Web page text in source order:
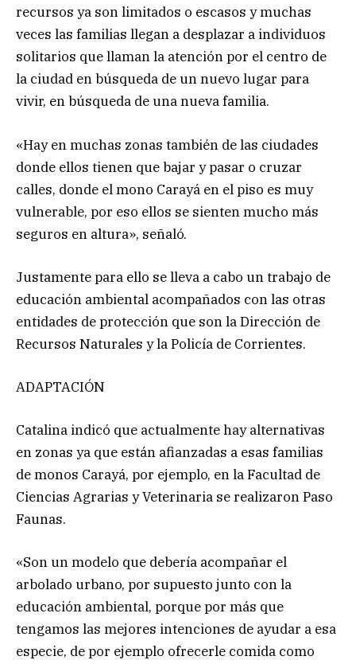
recursos ya son limitados o escasos y muchas
veces las familias llegan a desplazar a individuos
solitarios que llaman la atención por el centro de
la ciudad en búsqueda de un nuevo lugar para
vivir, en búsqueda de una nueva familia.
«Hay en muchas zonas también de las ciudades
donde ellos tienen que bajar y pasar o cruzar
calles, donde el mono Carayá en el piso es muy
vulnerable, por eso ellos se sienten mucho más
seguros en altura», señaló.
Justamente para ello se lleva a cabo un trabajo de
educación ambiental acompañados con las otras
entidades de protección que son la Dirección de
Recursos Naturales y la Policía de Corrientes.
ADAPTACIÓN
Catalina indicó que actualmente hay alternativas
en zonas ya que están afianzadas a esas familias
de monos Carayá, por ejemplo, en la Facultad de
Ciencias Agrarias y Veterinaria se realizaron Paso
Faunas.
«Son un modelo que debería acompañar el
arbolado urbano, por supuesto junto con la
educación ambiental, porque por más que
tengamos las mejores intenciones de ayudar a esa
especie, de por ejemplo ofrecerle comida como